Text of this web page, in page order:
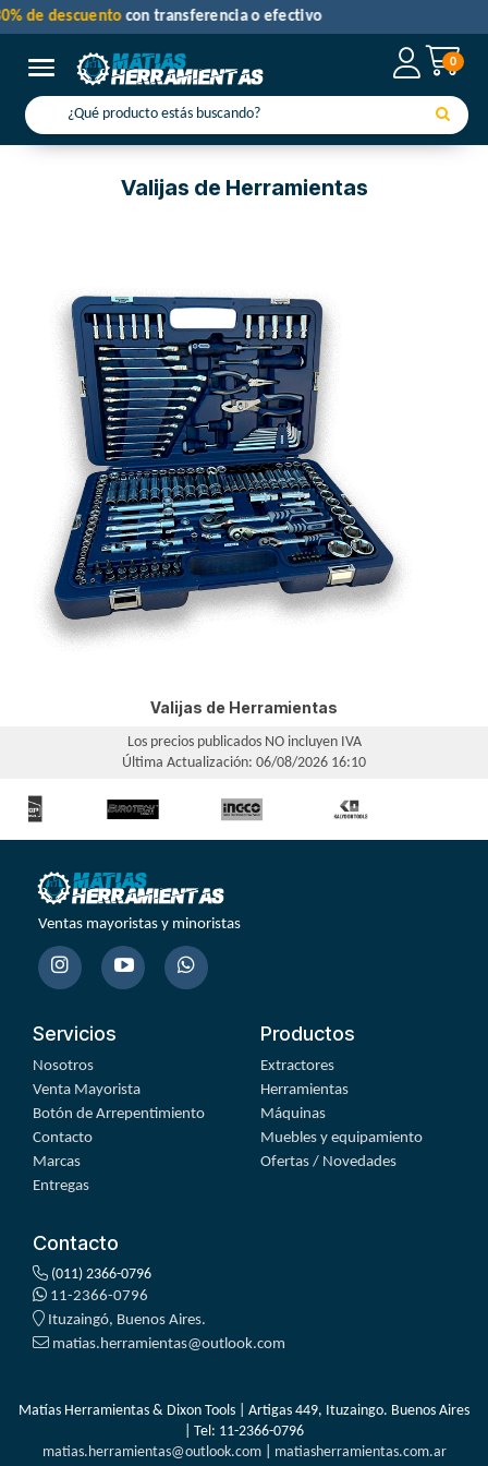
0
Toggle navigation
30% de descuentocon transferencia o efectivo
Valijas de Herramientas
Valijas de Herramientas
Los precios publicados NO incluyen IVA
Última Actualización: 06/08/2026 16:10
Ventas mayoristas y minoristas
Servicios
Nosotros
Venta Mayorista
Botón de Arrepentimiento
Contacto
Marcas
Entregas
Productos
Extractores
Herramientas
Máquinas
Muebles y equipamiento
Ofertas / Novedades
Contacto
(011) 2366-0796
11-2366-0796
Ituzaingó, Buenos Aires.
matias.herramientas@outlook.com
Matías Herramientas & Dixon Tools | Artigas 449, Ituzaingo. Buenos Aires
| Tel: 11-2366-0796
matias.herramientas@outlook.com| matiasherramientas.com.ar